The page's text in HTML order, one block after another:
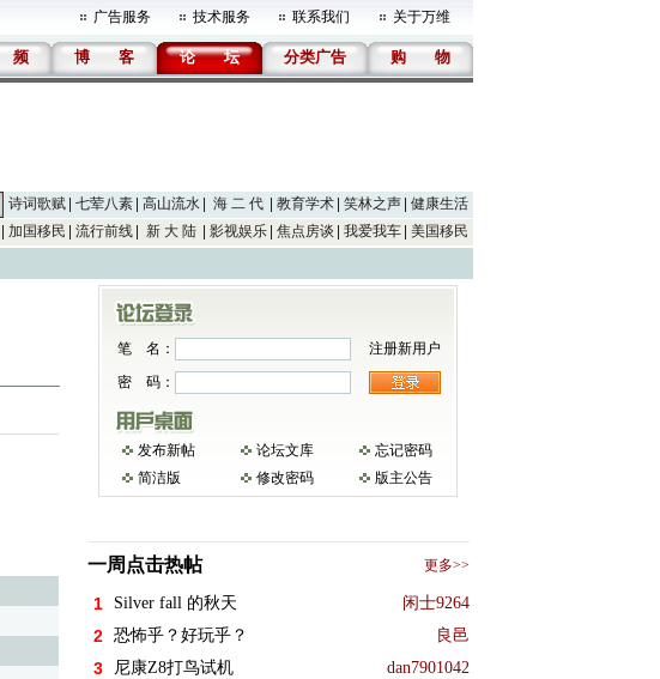
广告服务 技术服务 联系我们 关于万维
频 博 客 论 坛 分类广告 购 物
诗词歌赋 七荤八素 高山流水 海 二 代 教育学术 笑林之声
健康生活
加国移民 流行前线 新 大 陆 影视娱乐 焦点房谈 我爱我车 美国移民
笔 名：
注册新用户
密 码：
发布新帖 论坛文库
忘记密码
简洁版
修改密码 版主公告
一周点击热帖 更多>>
1 Silver fall 的秋天 闲士9264
2 恐怖乎？好玩乎？ 良邑
3 尼康Z8打鸟试机 dan7901042